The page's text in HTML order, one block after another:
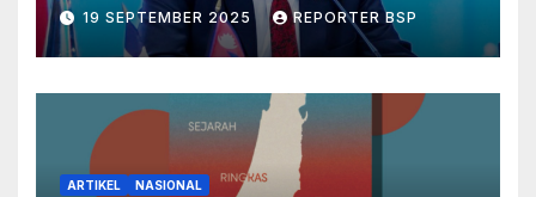
19 SEPTEMBER 2025 REPORTER BSP
ARTIKEL NASIONAL